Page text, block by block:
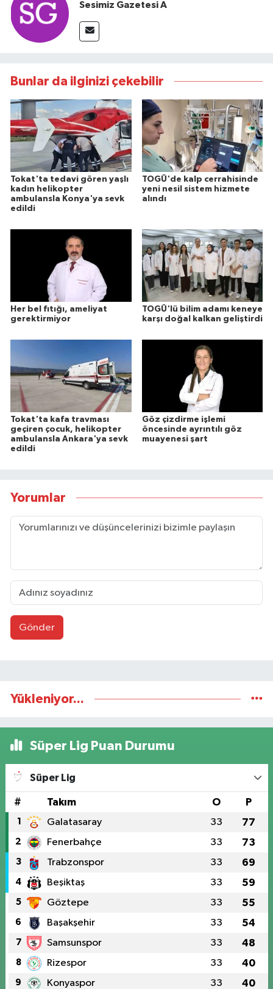
Sesimiz Gazetesi A
Bunlar da ilginizi çekebilir
Tokat'ta tedavi gören yaşlı
kadın helikopter
ambulansla Konya'ya sevk
edildi
TOGÜ'de kalp cerrahisinde
yeni nesil sistem hizmete
alındı
Her bel fıtığı, ameliyat
gerektirmiyor
TOGÜ'lü bilim adamı keneye
karşı doğal kalkan geliştirdi
Tokat'ta kafa travması
geçiren çocuk, helikopter
ambulansla Ankara'ya sevk
edildi
Göz çizdirme işlemi
öncesinde ayrıntılı göz
muayenesi şart
Yorumlar
Gönder
Yükleniyor...
Süper Lig Puan Durumu
Süper Lig
# Takım O P
1 Galatasaray 33 77
2 Fenerbahçe 33 73
3 Trabzonspor 33 69
4 Beşiktaş 33 59
5 Göztepe 33 55
6 Başakşehir 33 54
7 Samsunspor 33 48
8 Rizespor 33 40
9 Konyaspor 33 40